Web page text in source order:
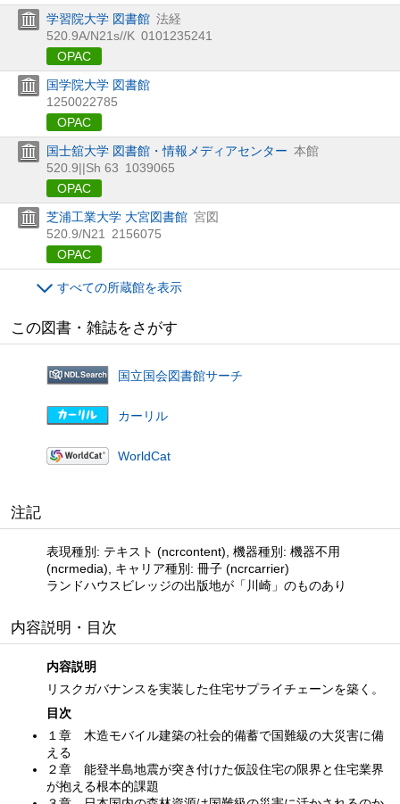
学習院大学 図書館 法経
520.9A/N21s//K 0101235241
OPAC
国学院大学 図書館
1250022785
OPAC
国士舘大学 図書館・情報メディアセンター 本館
520.9||Sh 63 1039065
OPAC
芝浦工業大学 大宮図書館 宮図
520.9/N21
2156075
OPAC
すべての所蔵館を表示
この図書・雑誌をさがす
国立国会図書館サーチ
カーリル
WorldCat
注記
表現種別: テキスト (ncrcontent), 機器種別: 機器不用
(ncrmedia), キャリア種別: 冊子 (ncrcarrier)
ランドハウスビレッジの出版地が「川崎」のものあり
内容説明・目次
内容説明
リスクガバナンスを実装した住宅サプライチェーンを築く。
目次
１章 木造モバイル建築の社会的備蓄で国難級の大災害に備
える
２章 能登半島地震が突き付けた仮設住宅の限界と住宅業界
が抱える根本的課題